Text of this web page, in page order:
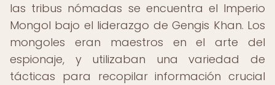
las tribus nómadas se encuentra el Imperio
Mongol bajo el liderazgo de Gengis Khan. Los
mongoles eran maestros en el arte del
espionaje, y utilizaban una variedad de
tácticas para recopilar información crucial